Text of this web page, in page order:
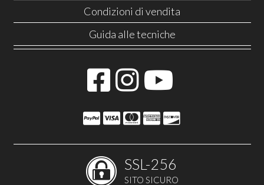
Condizioni di vendita
Guida alle tecniche
SSL-256
SITO SICURO